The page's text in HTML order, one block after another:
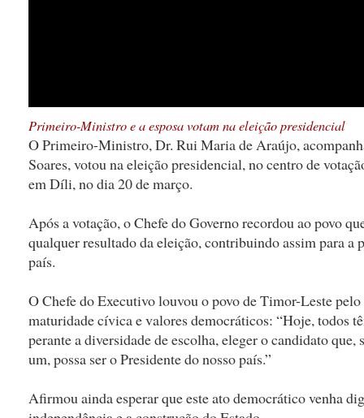
Primeiro-Ministro e a esposa votam na eleição presidencial
O Primeiro-Ministro, Dr. Rui Maria de Araújo,
Soares, votou na eleição presidencial, no centro de
em Díli, no dia 20 de março.
Após a votação, o Chefe do Governo recordou ao povo
qualquer resultado da eleição, contribuindo assim para a
país.
O Chefe do Executivo louvou o povo de Timor-Leste
maturidade cívica e valores democráticos: “Hoje, todos
perante a diversidade de escolha, eleger o candidato que,
um, possa ser o Presidente do nosso país.”
Afirmou ainda esperar que este ato democrático venha